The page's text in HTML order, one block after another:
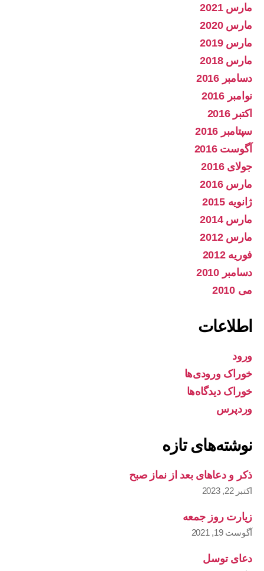
مارس 2021
مارس 2020
مارس 2019
مارس 2018
دسامبر 2016
نوامبر 2016
اکتبر 2016
سپتامبر 2016
آگوست 2016
جولای 2016
مارس 2016
ژانویه 2015
مارس 2014
مارس 2012
فوریه 2012
دسامبر 2010
می 2010
اطلاعات
ورود
خوراک ورودی‌ها
خوراک دیدگاه‌ها
وردپرس
نوشته‌های تازه
ذکر و دعاهای بعد از نماز صبح
اکتبر 22, 2023
زیارت روز جمعه
آگوست 19, 2021
دعای توسل